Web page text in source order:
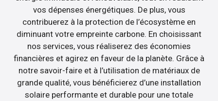
vos dépenses énergétiques. De plus, vous
contribuerez à la protection de l’écosystème en
diminuant votre empreinte carbone. En choisissant
nos services, vous réaliserez des économies
financières et agirez en faveur de la planète. Grâce à
notre savoir-faire et à l’utilisation de matériaux de
grande qualité, vous bénéficierez d’une installation
solaire performante et durable pour une totale